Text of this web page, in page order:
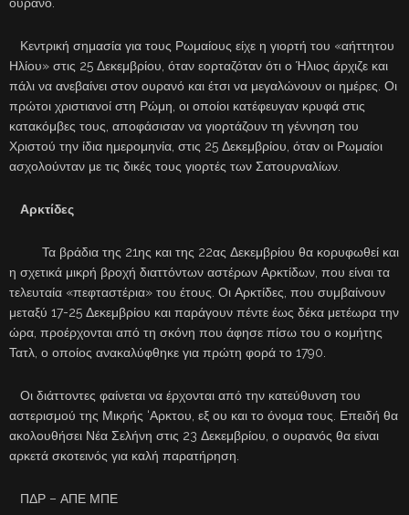
ουρανό.
Κεντρική σημασία για τους Ρωμαίους είχε η γιορτή του «αήττητου
Ηλίου» στις 25 Δεκεμβρίου, όταν εορταζόταν ότι ο Ήλιος άρχιζε και
πάλι να ανεβαίνει στον ουρανό και έτσι να μεγαλώνουν οι ημέρες. Οι
πρώτοι χριστιανοί στη Ρώμη, οι οποίοι κατέφευγαν κρυφά στις
κατακόμβες τους, αποφάσισαν να γιορτάζουν τη γέννηση του
Χριστού την ίδια ημερομηνία, στις 25 Δεκεμβρίου, όταν οι Ρωμαίοι
ασχολούνταν με τις δικές τους γιορτές των Σατουρναλίων.
Αρκτίδες
Τα βράδια της 21ης και της 22ας Δεκεμβρίου θα κορυφωθεί και
η σχετικά μικρή βροχή διαττόντων αστέρων Αρκτίδων, που είναι τα
τελευταία «πεφταστέρια» του έτους. Οι Αρκτίδες, που συμβαίνουν
μεταξύ 17-25 Δεκεμβρίου και παράγουν πέντε έως δέκα μετέωρα την
ώρα, προέρχονται από τη σκόνη που άφησε πίσω του ο κομήτης
Τατλ, ο οποίος ανακαλύφθηκε για πρώτη φορά το 1790.
Οι διάττοντες φαίνεται να έρχονται από την κατεύθυνση του
αστερισμού της Μικρής ‘Αρκτου, εξ ου και το όνομα τους. Επειδή θα
ακολουθήσει Νέα Σελήνη στις 23 Δεκεμβρίου, ο ουρανός θα είναι
αρκετά σκοτεινός για καλή παρατήρηση.
ΠΔΡ – ΑΠΕ ΜΠΕ